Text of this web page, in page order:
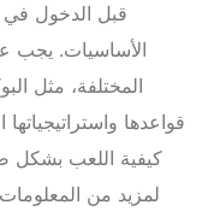
قبل الدخول في
الأساسيات. يجب
المختلفة، مثل
قواعدها
كيفية اللعب بشكل